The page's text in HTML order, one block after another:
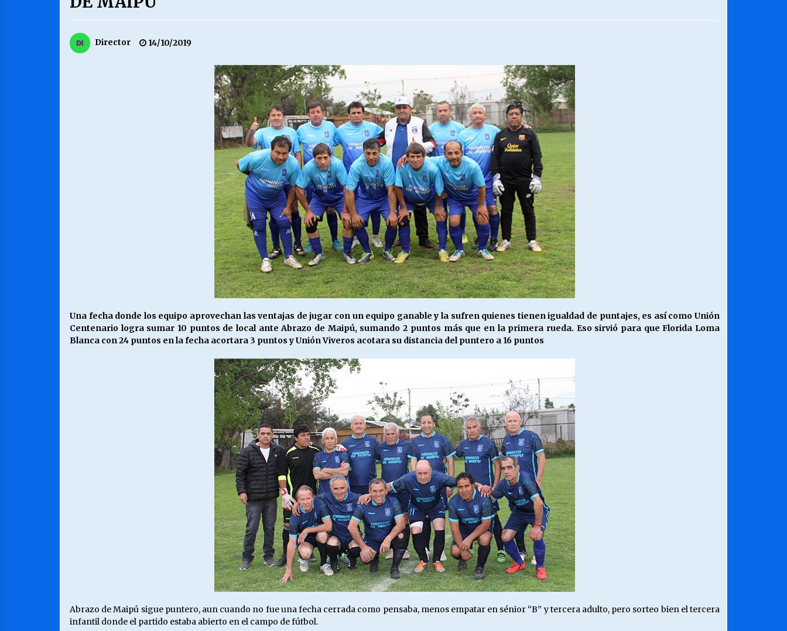
13/07/2026
VOLVER A SER ALTERNATIVA
MUNICIPALIDADES, HONORARIOS,
28/05/2026
S.O.S. a los ricos, Save Our Souls
(Salvar Nuestras Almas)
¿Asesores con doble sueldo?
18/04/2026
Director 14/10/2019
Una fecha donde los equipo aprovechan las ventajas de jugar con un equipo ganable y la sufren quienes tienen igualdad de puntajes, es así como Unión
Centenario logra sumar 10 puntos de local ante Abrazo de Maipú, sumando 2 puntos más que en la primera rueda. Eso sirvió para que Florida Loma
Blanca con 24 puntos en la fecha acortara 3 puntos y Unión Viveros acotara su distancia del puntero a 16 puntos
Abrazo de Maipú sigue puntero, aun cuando no fue una fecha cerrada como pensaba, menos empatar en sénior “B” y tercera adulto, pero sorteo bien el tercera
infantil donde el partido estaba abierto en el campo de fútbol.